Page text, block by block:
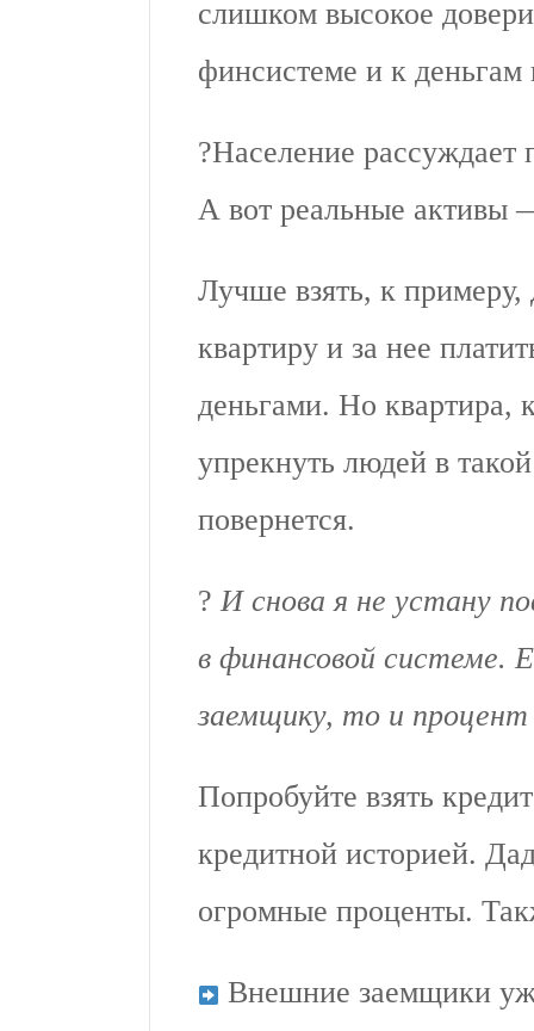
слишком высокое
финсистеме и к
?Население рассуждает
А вот реальные активы
Лучше взять, к
квартиру и за нее
деньгами. Но квартира,
упрекнуть людей в
повернется.
?И снова я не устану
в финансовой системе.
заемщику, то и
Попробуйте взять
кредитной историей.
огромные проценты.
Внешние заемщики